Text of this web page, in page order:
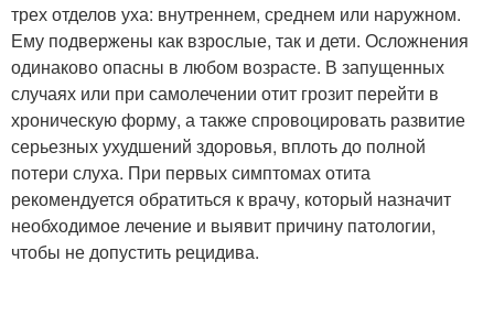
трех отделов уха: внутреннем, среднем или наружном.
Ему подвержены как взрослые, так и дети. Осложнения
одинаково опасны в любом возрасте. В запущенных
случаях или при самолечении отит грозит перейти в
хроническую форму, а также спровоцировать развитие
серьезных ухудшений здоровья, вплоть до полной
потери слуха. При первых симптомах отита
рекомендуется обратиться к врачу, который назначит
необходимое лечение и выявит причину патологии,
чтобы не допустить рецидива.